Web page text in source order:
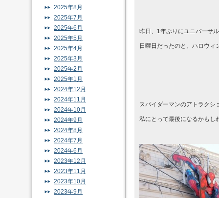
昨日、1年ぶりにユニバーサ
日曜日だったのと、ハロウ
スパイダーマンのアトラクシ
私にとって最後になるかもし
2025年8月
2025年7月
2025年6月
2025年5月
2025年4月
2025年3月
2025年2月
2025年1月
2024年12月
2024年11月
2024年10月
2024年9月
2024年8月
2024年7月
2024年6月
2023年12月
2023年11月
2023年10月
2023年9月